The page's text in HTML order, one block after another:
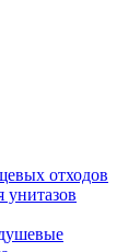
отходов
унитазов